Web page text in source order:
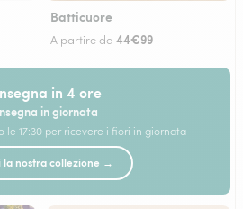
Batticuore
A partire da 44€99
in 4 ore
in giornata
le 17:30 per ricevere i fiori in giornata
la nostra collezione →